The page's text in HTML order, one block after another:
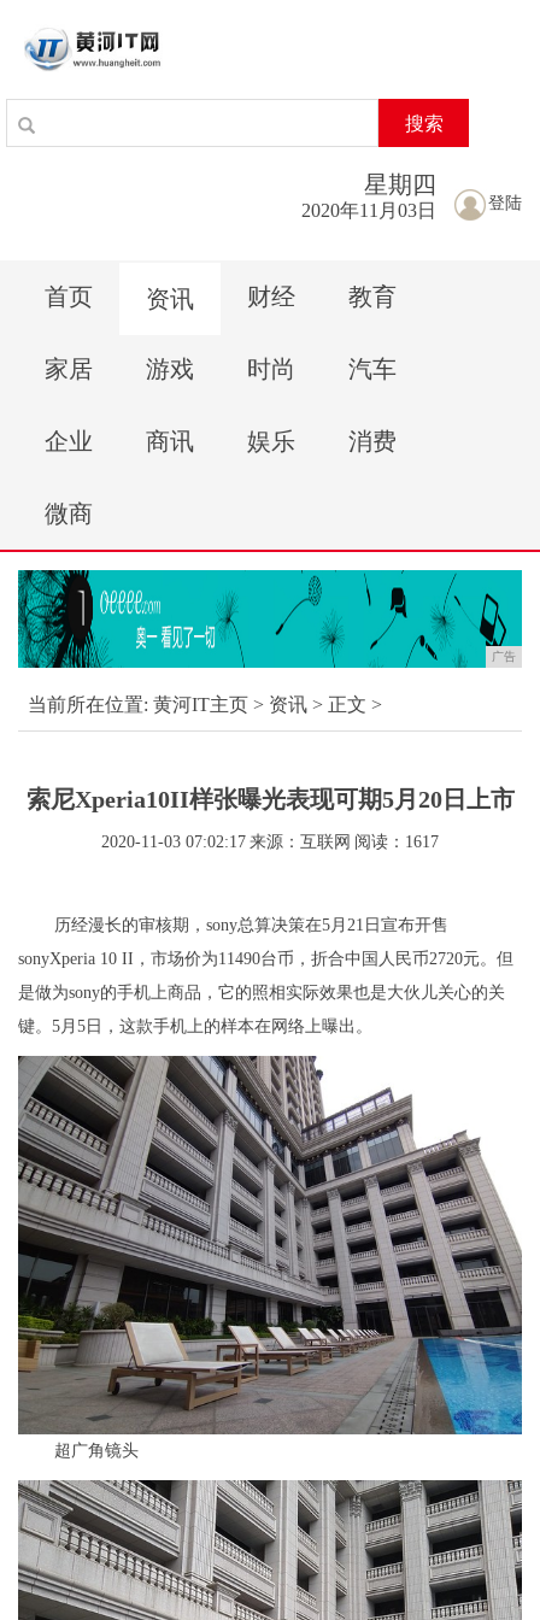
搜索
登陆
星期 四
2020年11月03日
首页 资讯 财经 教育
家居 游戏 时尚 汽车
企业 商讯 娱乐 消费
微商
广告
当前所在位置: 黄河IT主页 > 资讯 > 正文 >
索尼Xperia10II样张曝光表现可期5月20日上市
2020-11-03 07:02:17 来源：互联网 阅读：1617
历经漫长的审核期，sony总算决策在5月21日宣布开售
sonyXperia 10 II，市场价为11490台币，折合中国人民币2720元。但
是做为sony的手机上商品，它的照相实际效果也是大伙儿关心的关
键。5月5日，这款手机上的样本在网络上曝出。
超广角镜头